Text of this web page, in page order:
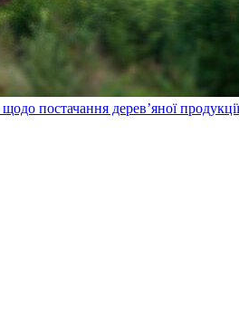
постачання дерев’яної продукції